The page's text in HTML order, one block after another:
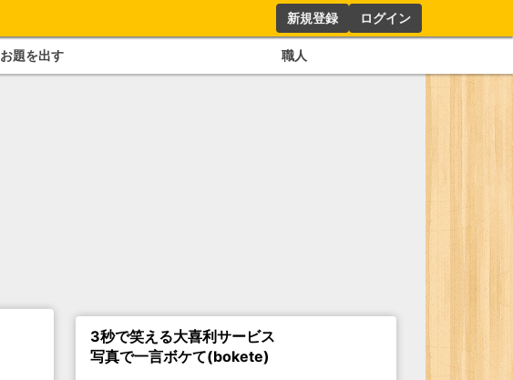
新規登録 ログイン
お題を出す 職人
3秒で笑える大喜利サービス
写真で一言ボケて(bokete)